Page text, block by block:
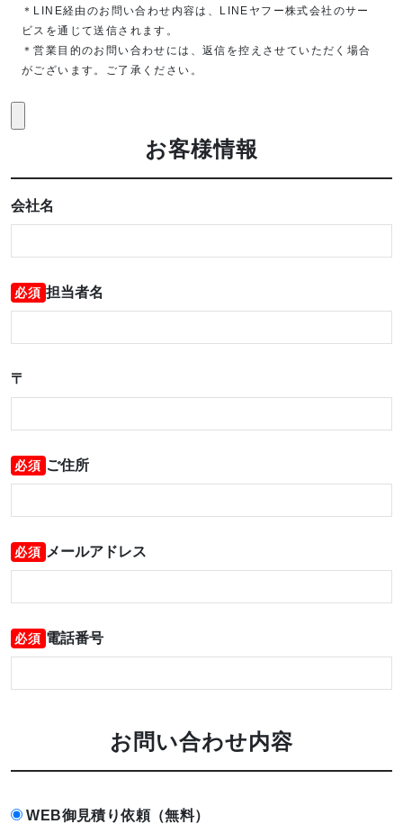
＊LINE経由のお問い合わせ内容は、LINEヤフー株式会社のサー
ビスを通じて送信されます。
＊営業目的のお問い合わせには、返信を控えさせていただく場合
がございます。ご了承ください。
お客様情報
会社名
必須 担当者名
〒
必須 ご住所
必須 メールアドレス
必須 電話番号
お問い合わせ内容
WEB御見積り依頼（無料）